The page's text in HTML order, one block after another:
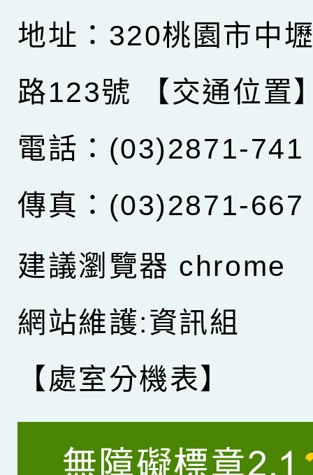
地址：320桃園市中
路123號
【交通位置
電話：(03)2871-741
傳真：(03)2871-667
建議瀏覽器 chrome
網站維護:資訊組
【處室分機表】